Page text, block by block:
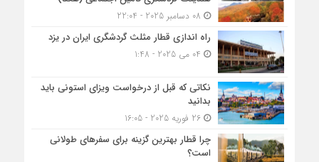
راه اندازی قطار مثلث گردشگری ایران در یزد
نکاتی که قبل از درخواست ویزای استونی باید
بدانید
26 فوریه 2025 - 16:05
چرا قطار بهترین گزینه برای سفرهای طولانی
است؟